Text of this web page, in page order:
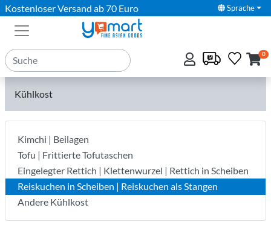
Kostenloser Versand ab 70 Euro Sprache
0
Kühlkost
Kimchi | Beilagen
Tofu | Frittierte Tofutaschen
Eingelegter Rettich | Klettenwurzel | Rettich in Scheiben
Reiskuchen in Scheiben | Reiskuchen als Stangen
Andere Kühlkost